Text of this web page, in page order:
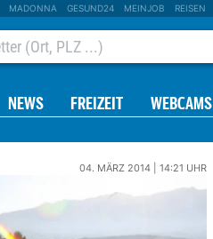
MADONNA GESUND24 MEINJOB REISEN
NEWS FREIZEIT WEBCAMS
04. MÄRZ 2014 | 14:21 UHR